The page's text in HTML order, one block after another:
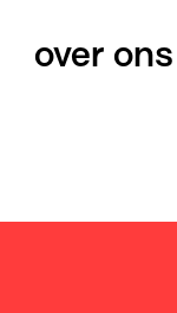
over ons